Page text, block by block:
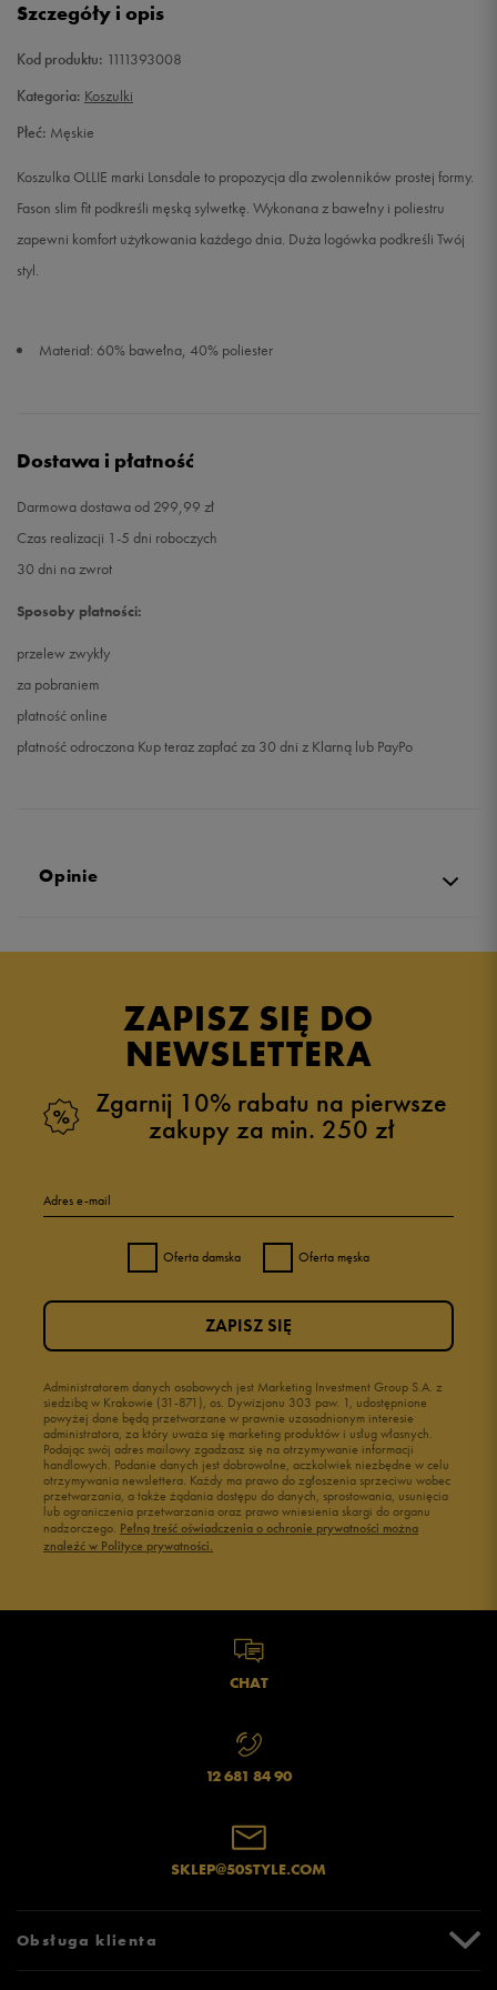
XXL
Szczegóły i opis
Kod produktu: 1111393008
Kategoria: Koszulki
Płeć: Męskie
Koszulka OLLIE marki Lonsdale to propozycja dla zwolenników prostej formy.
Fason slim fit podkreśli męską sylwetkę. Wykonana z bawełny i poliestru
zapewni komfort użytkowania każdego dnia. Duża logówka podkreśli Twój
styl.
Materiał: 60% bawełna, 40% poliester
Dostawa i płatność
Darmowa dostawa od 299,99 zł
Czas realizacji 1-5 dni roboczych
30 dni na zwrot
Sposoby płatności:
przelew zwykły
za pobraniem
płatność online
płatność odroczona Kup teraz zapłać za 30 dni z Klarną lub PayPo
Opinie
ZAPISZ SIĘ DO
NEWSLETTERA
Zgarnij 10% rabatu na pierwsze
zakupy za min. 250 zł
Adres e-mail
Oferta damska Oferta męska
Administratorem danych osobowych jest Marketing Investment Group S.A. z
siedzibą w Krakowie (31-871), os. Dywizjonu 303 paw. 1, udostępnione
powyżej dane będą przetwarzane w prawnie uzasadnionym interesie
administratora, za który uważa się marketing produktów i usług własnych.
Podając swój adres mailowy zgadzasz się na otrzymywanie informacji
handlowych. Podanie danych jest dobrowolne, aczkolwiek niezbędne w celu
otrzymywania newslettera. Każdy ma prawo do zgłoszenia sprzeciwu wobec
przetwarzania, a także żądania dostępu do danych, sprostowania, usunięcia
lub ograniczenia przetwarzania oraz prawo wniesienia skargi do organu
nadzorczego. Pełną treść oświadczenia o ochronie prywatności można
znaleźć w Polityce prywatności.
ZAPISZ SIĘ
CHAT
12 681 84 90
SKLEP@50STYLE.COM
Obsługa klienta